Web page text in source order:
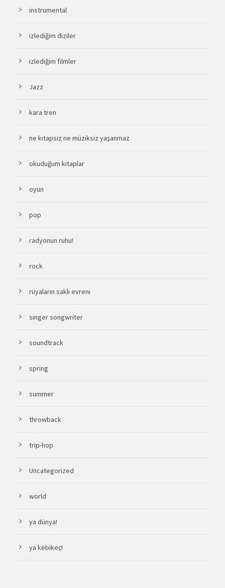
instrumental
izlediğim diziler
izlediğim filmler
Jazz
kara tren
ne kitapsız ne müziksiz yaşanmaz
okuduğum kitaplar
oyun
pop
radyonun ruhu!
rock
rüyaların saklı evreni
singer songwriter
soundtrack
spring
summer
throwback
trip-hop
Uncategorized
world
ya dünya!
ya kebikeç!